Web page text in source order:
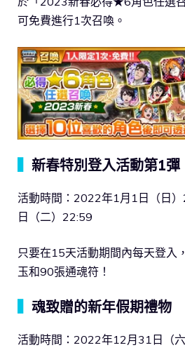
可免費進行1次召喚。
新春特別登入活動第1彈
活動時間：2022年1月1日（日
日（二）22:59
只要在15天活動期間內每天登入
玉和90張通魂符！
魂致贈的新年假期禮物
活動時間：2022年12月31日（